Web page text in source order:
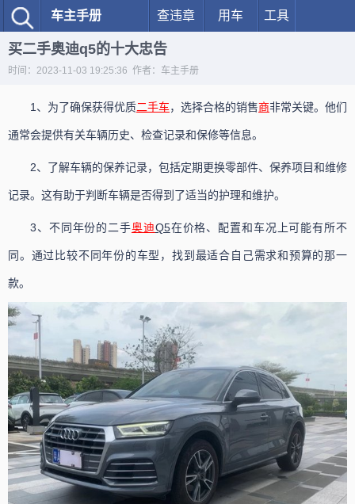
车主手册 查违章 用车 工具
买二手奥迪q5的十大忠告
时间：2023-11-03 19:25:36 作者：车主手册
1、为了确保获得优质二手车，选择合格的销售商非常关键。他们
通常会提供有关车辆历史、检查记录和保修等信息。
2、了解车辆的保养记录，包括定期更换零部件、保养项目和维修
记录。这有助于判断车辆是否得到了适当的护理和维护。
3、不同年份的二手奥迪Q5在价格、配置和车况上可能有所不
同。通过比较不同年份的车型，找到最适合自己需求和预算的那一
款。